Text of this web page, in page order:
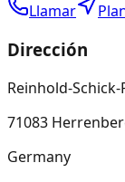
Llamar
Dirección
Reinhold-Schick-
71083
Germany